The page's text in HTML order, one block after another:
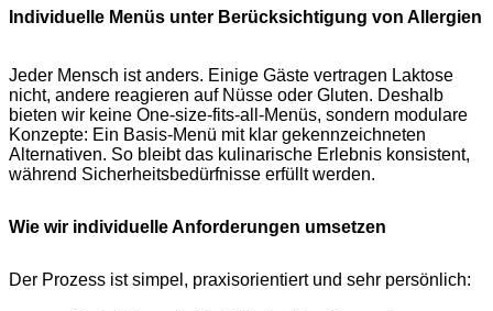
Individuelle Menüs unter Berücksichtigung von Allergien
Jeder Mensch ist anders. Einige Gäste vertragen Laktose
nicht, andere reagieren auf Nüsse oder Gluten. Deshalb
bieten wir keine One-size-fits-all-Menüs, sondern modulare
Konzepte: Ein Basis-Menü mit klar gekennzeichneten
Alternativen. So bleibt das kulinarische Erlebnis konsistent,
während Sicherheitsbedürfnisse erfüllt werden.
Wie wir individuelle Anforderungen umsetzen
Der Prozess ist simpel, praxisorientiert und sehr persönlich: